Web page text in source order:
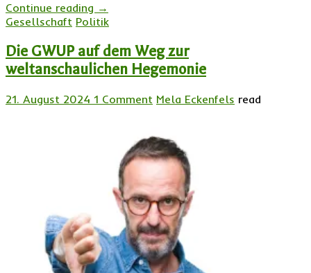
Continue reading →
Gesellschaft Politik
Die GWUP auf dem Weg zur
weltanschaulichen Hegemonie
21. August 2024 1 Comment Mela Eckenfels read